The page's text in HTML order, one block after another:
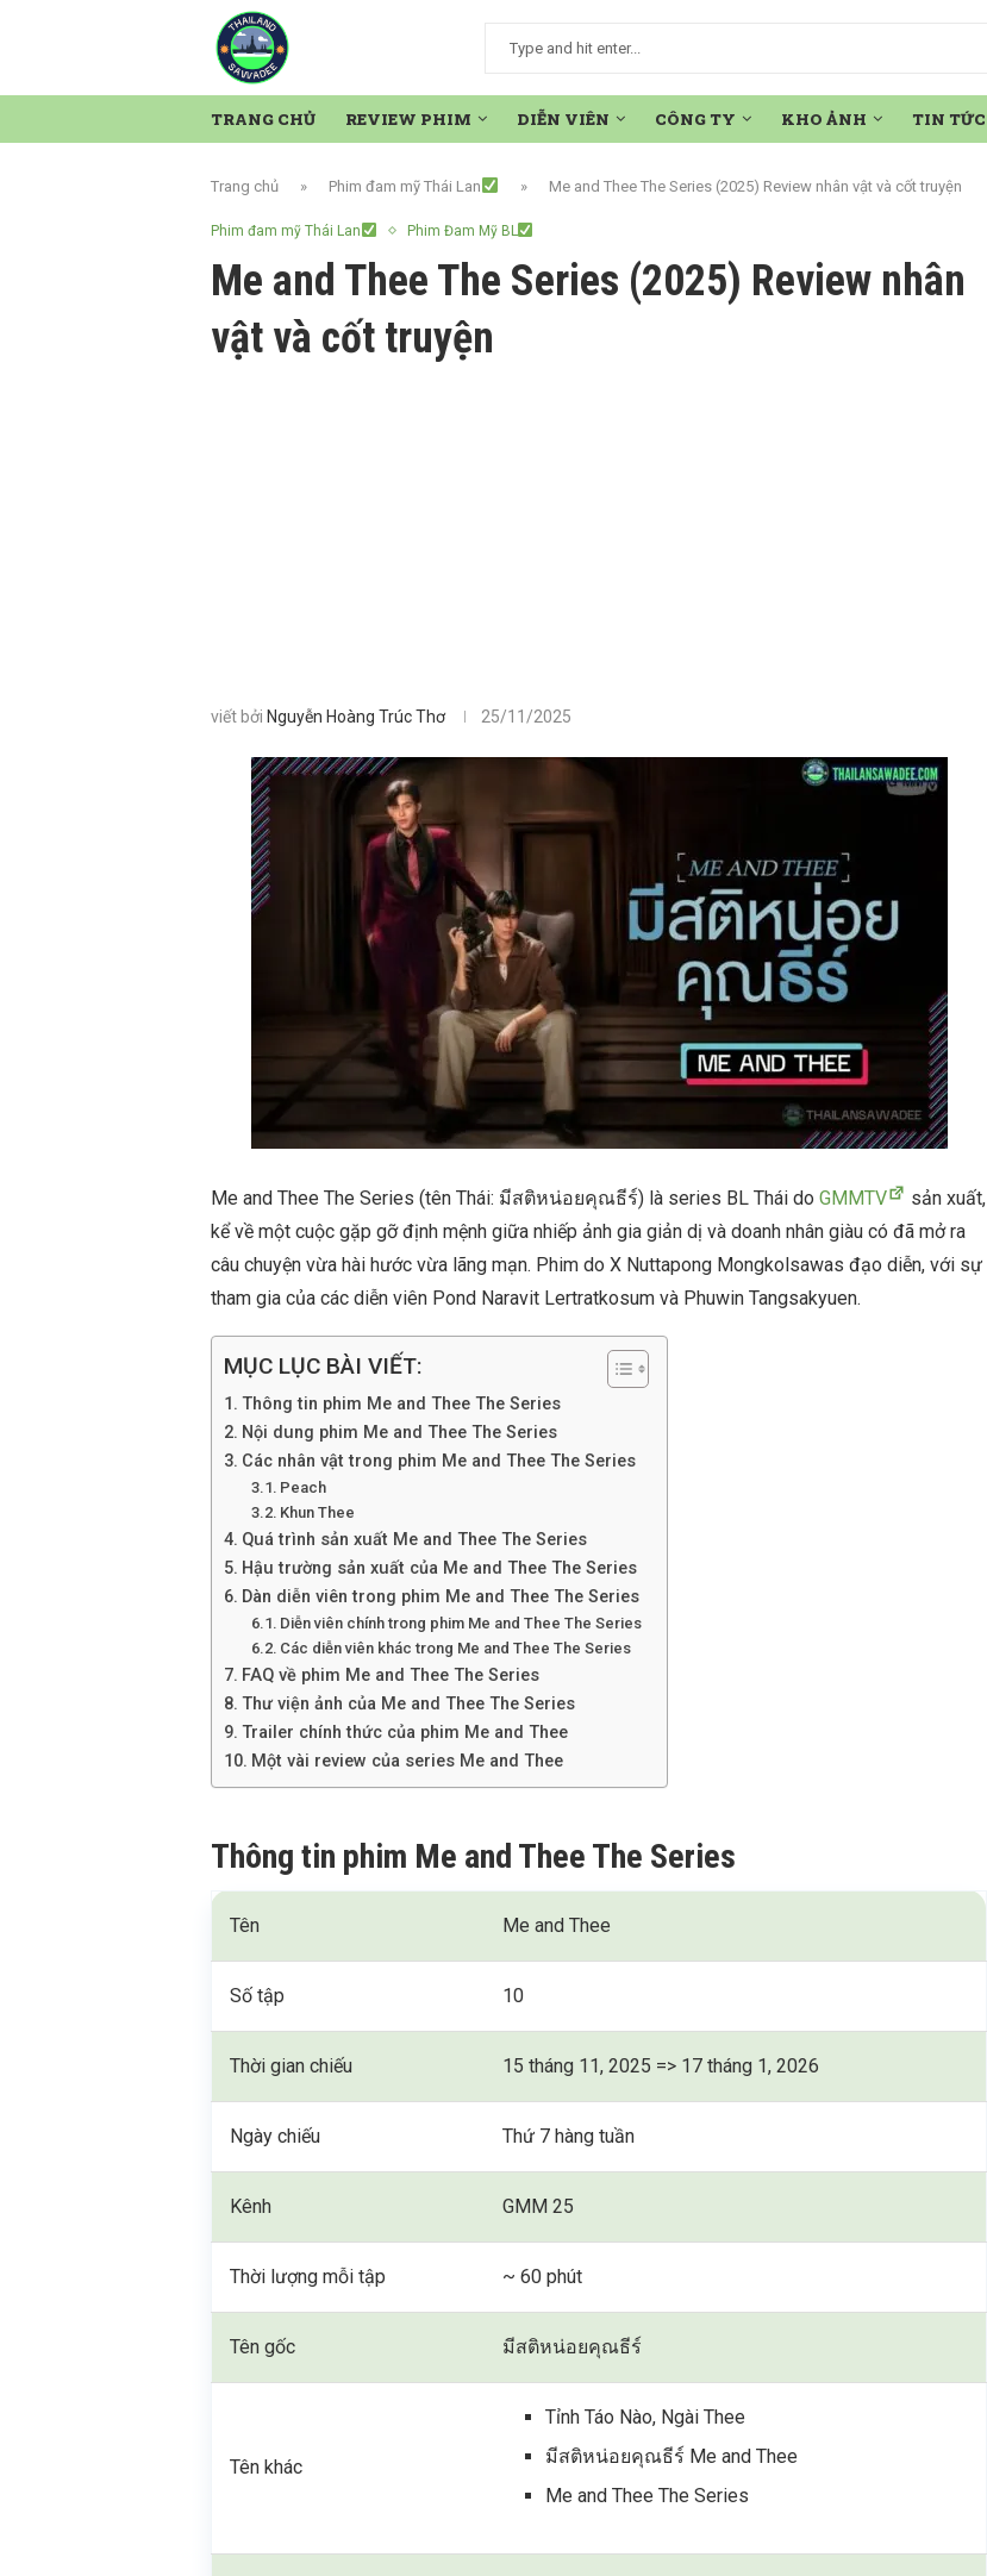
TRANG CHỦ REVIEW PHIM DIỄN VIÊN CÔNG TY KHO ẢNH TIN TỨC
Trang chủ » Phim đam mỹ Thái Lan » Me and Thee The Series (2025) Review nhân vật và cốt truyện
Phim đam mỹ Thái Lan Phim Đam Mỹ BL
Me and Thee The Series (2025) Review nhân
vật và cốt truyện
viết bởi Nguyễn Hoàng Trúc Thơ 25/11/2025
Me and Thee The Series (tên Thái: มีสติหน่อยคุณธีร์) là series BL Thái do GMMTV
sản xuất,
kể về một cuộc gặp gỡ định mệnh giữa nhiếp ảnh gia giản dị và doanh nhân giàu có đã mở ra
câu chuyện vừa hài hước vừa lãng mạn. Phim do X Nuttapong Mongkolsawas đạo diễn, với sự
tham gia của các diễn viên Pond Naravit Lertratkosum và Phuwin Tangsakyuen.
MỤC LỤC BÀI VIẾT:
Thông tin phim Me and Thee The Series
Nội dung phim Me and Thee The Series
Các nhân vật trong phim Me and Thee The Series
Peach
Khun Thee
Quá trình sản xuất Me and Thee The Series
Hậu trường sản xuất của Me and Thee The Series
Dàn diễn viên trong phim Me and Thee The Series
Diễn viên chính trong phim Me and Thee The Series
Các diễn viên khác trong Me and Thee The Series
FAQ về phim Me and Thee The Series
Thư viện ảnh của Me and Thee The Series
Trailer chính thức của phim Me and Thee
Một vài review của series Me and Thee
Thông tin phim Me and Thee The Series
Tên Me and Thee
Số tập 10
Thời gian chiếu 15 tháng 11, 2025 => 17 tháng 1, 2026
Ngày chiếu Thứ 7 hàng tuần
Kênh GMM 25
Thời lượng mỗi tập ~ 60 phút
Tên gốc มีสติหน่อยคุณธีร์
Tên khác
Tỉnh Táo Nào, Ngài Thee
มีสติหน่อยคุณธีร์ Me and Thee
Me and Thee The Series